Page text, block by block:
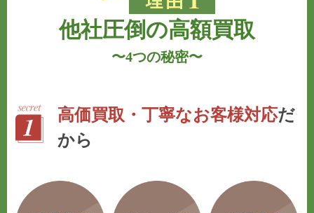
他社圧倒の高額買取
〜4つの秘密〜
高価買取・丁寧なお客様対応だ
から